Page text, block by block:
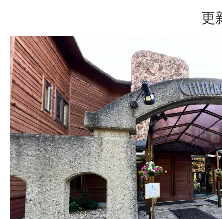
更